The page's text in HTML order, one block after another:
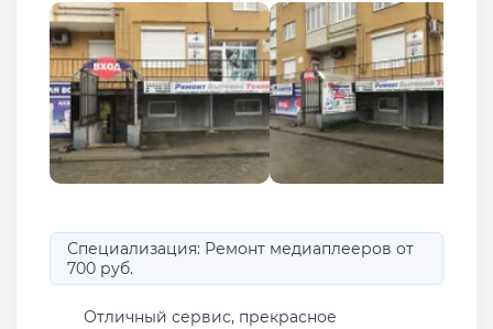
Специализация: Ремонт медиаплееров от
700 руб.
Отличный сервис, прекрасное